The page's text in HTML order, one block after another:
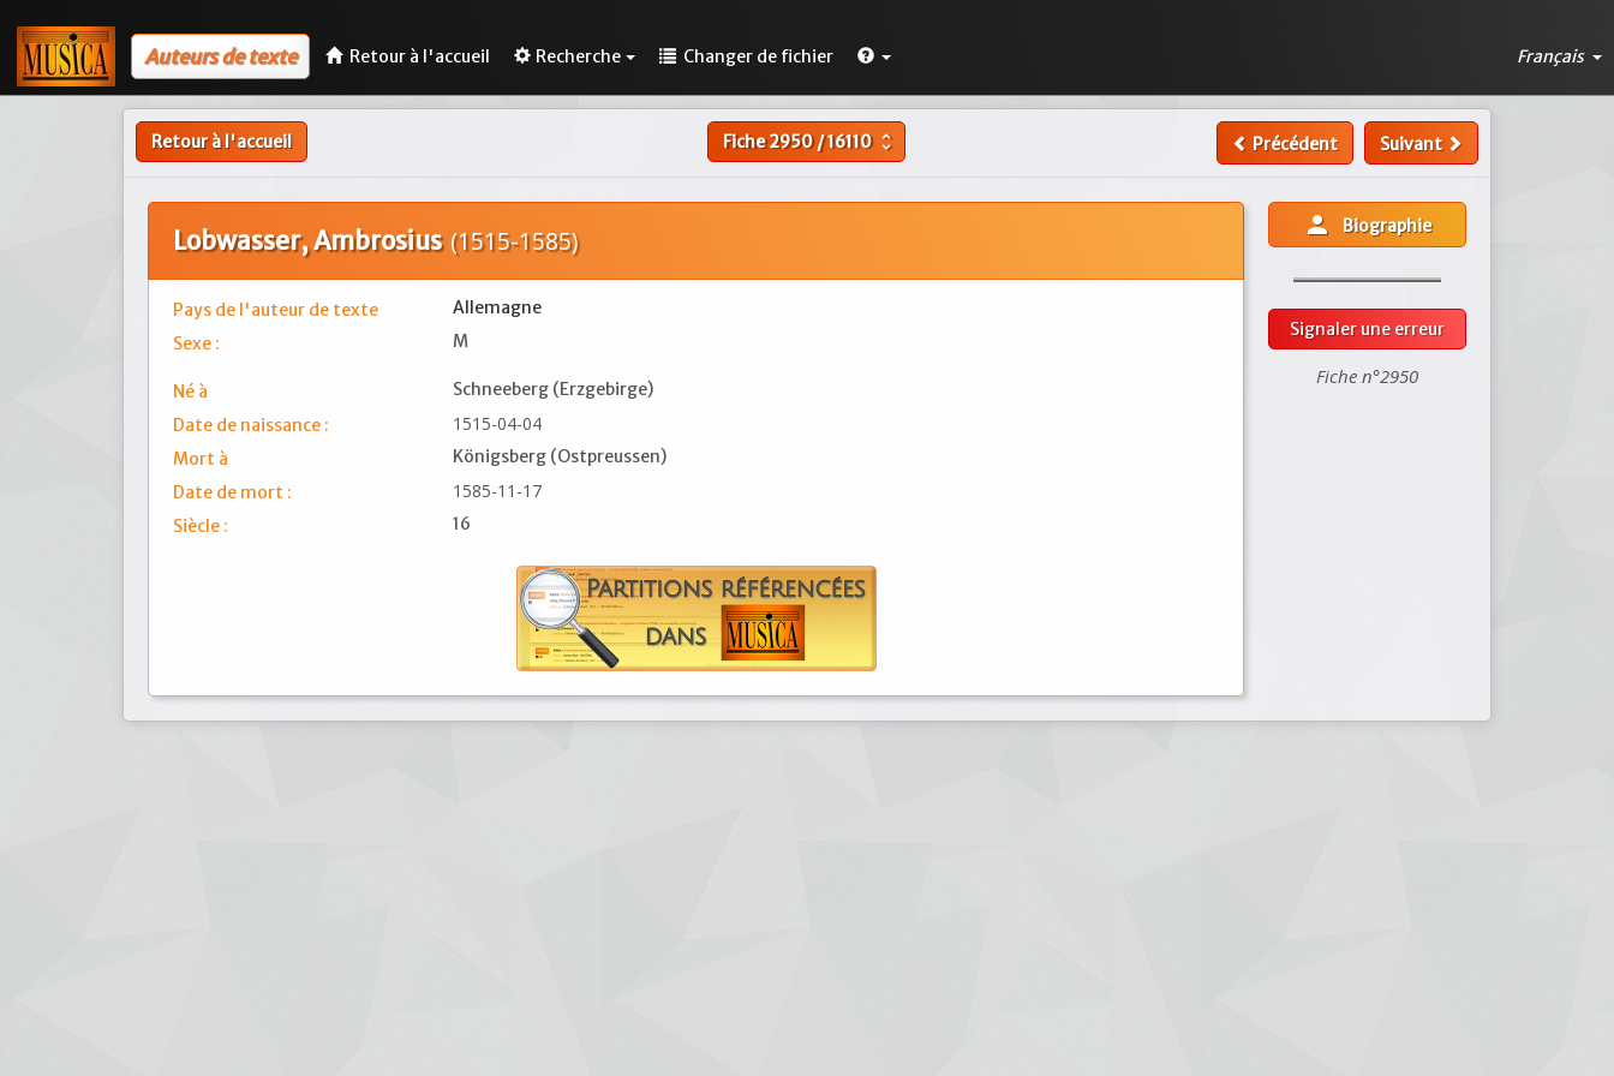
Auteurs de texte Retour à l'accueil Recherche Changer de fichier Français
Retour à l'accueil Fiche2950/16110 unfold_more Précédent Suivant
Lobwasser, Ambrosius (1515-1585)
Pays de l'auteur de texte
Allemagne
Sexe :
M
Né à
Schneeberg (Erzgebirge)
Date de naissance :
1515-04-04
Mort à
Königsberg (Ostpreussen)
Date de mort :
1585-11-17
Siècle : 16
person Biographie
Signaler une erreur
Fiche n°2950